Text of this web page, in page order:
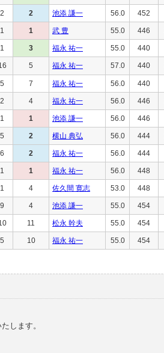
2 2 池添 謙一 56.0 452
1 1 武 豊 55.0 446
1 3 福永 祐一 55.0 440
5 福永 祐一 57.0 440
5 7 福永 祐一 56.0 440
2 4 福永 祐一 56.0 446
1 1 池添 謙一 56.0 446
5 2 横山 典弘 56.0 444
6 2 福永 祐一 56.0 444
1 1 福永 祐一 56.0 448
1 4 佐久間 寛志 53.0 448
9 4 池添 謙一 55.0 454
11 松永 幹夫 55.0 454
5 10 福永 祐一 55.0 454
します。